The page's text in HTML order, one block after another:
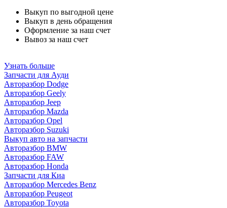
Выкуп по выгодной цене
Выкуп в день обращения
Оформление за наш счет
Вывоз за наш счет
Узнать больше
Запчасти для Ауди
Авторазбор Dodge
Авторазбор Geely
Авторазбор Jeep
Авторазбор Mazda
Авторазбор Opel
Авторазбор Suzuki
Выкуп авто на запчасти
Авторазбор BMW
Авторазбор FAW
Авторазбор Honda
Запчасти для Киа
Авторазбор Mercedes Benz
Авторазбор Peugeot
Авторазбор Toyota